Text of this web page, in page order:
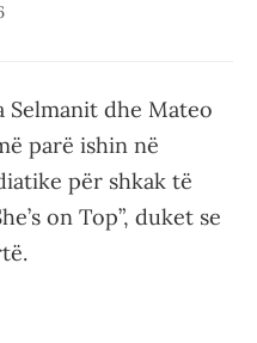
Selmanit dhe Mateo
parë ishin në
për shkak të
on Top”, duket se